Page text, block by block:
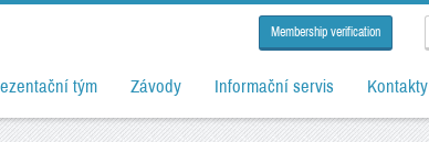
Membership verification
tým Závody Informační servis Kontakty